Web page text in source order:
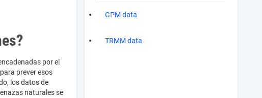
por el
prever esos
los datos de
naturales se
GPM data
TRMM data